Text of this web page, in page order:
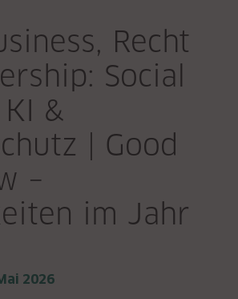
Recht
Social
&
| Good
–
im Jahr
2026